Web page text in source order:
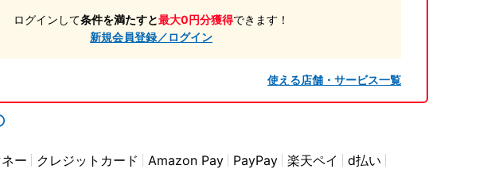
ログインして条件を満たすと最大0円分獲得できます！
新規会員登録／ログイン
使える店舗・サービス一覧
ー クレジットカード Amazon Pay PayPay 楽天ペイ
d払い